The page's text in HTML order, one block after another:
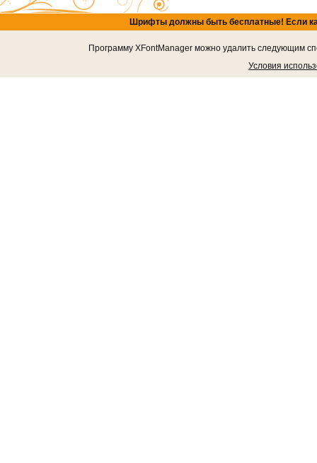
Шрифты должны быть бесплатные! Если
Программу XFontManager можно удалить следующим
Условия